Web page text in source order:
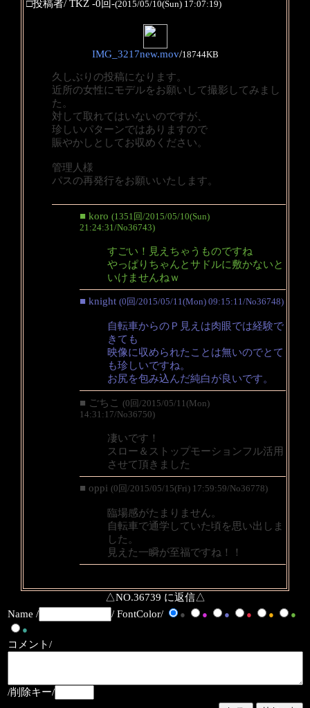
□投稿者/ TKZ -0回-(2015/05/10(Sun) 17:07:19)
IMG_3217new.mov/18744KB
久しぶりの投稿になります。
近所の女性にモデルをお願いして撮影してみまし
た。
対して取れてはいないのですが、
珍しいパターンではありますので
賑やかしとしてお収めください。
管理人様
パスの再発行をお願いいたします。
■ koro (1351回/2015/05/10(Sun)
21:24:31/No36743)
すごい！見えちゃうものですね
やっぱりちゃんとサドルに敷かないと
いけませんねｗ
■ knight (0回/2015/05/11(Mon) 09:15:11/No36748)
自転車からのＰ見えは肉眼では経験で
きても
映像に収められたことは無いのでとて
も珍しいですね。
お尻を包み込んだ純白が良いです。
■ ごちこ (0回/2015/05/11(Mon)
14:31:17/No36750)
凄いです！
スロー＆ストップモーションフル活用
させて頂きました
■ oppi (0回/2015/05/15(Fri) 17:59:59/No36778)
臨場感がたまりません。
自転車で通学していた頃を思い出しま
した。
見えた一瞬が至福ですね！！
△NO.36739 に返信△
Name /
/ FontColor/ ● ● ● ● ●
●
●
コメント/
/削除キー/